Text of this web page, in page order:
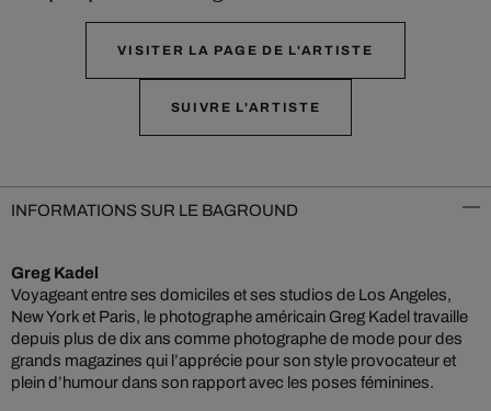
VISITER LA PAGE DE L'ARTISTE
SUIVRE L'ARTISTE
INFORMATIONS SUR LE BAGROUND
Greg Kadel
Voyageant entre ses domiciles et ses studios de Los Angeles,
New York et Paris, le photographe américain Greg Kadel travaille
depuis plus de dix ans comme photographe de mode pour des
grands magazines qui l’apprécie pour son style provocateur et
plein d’humour dans son rapport avec les poses féminines.